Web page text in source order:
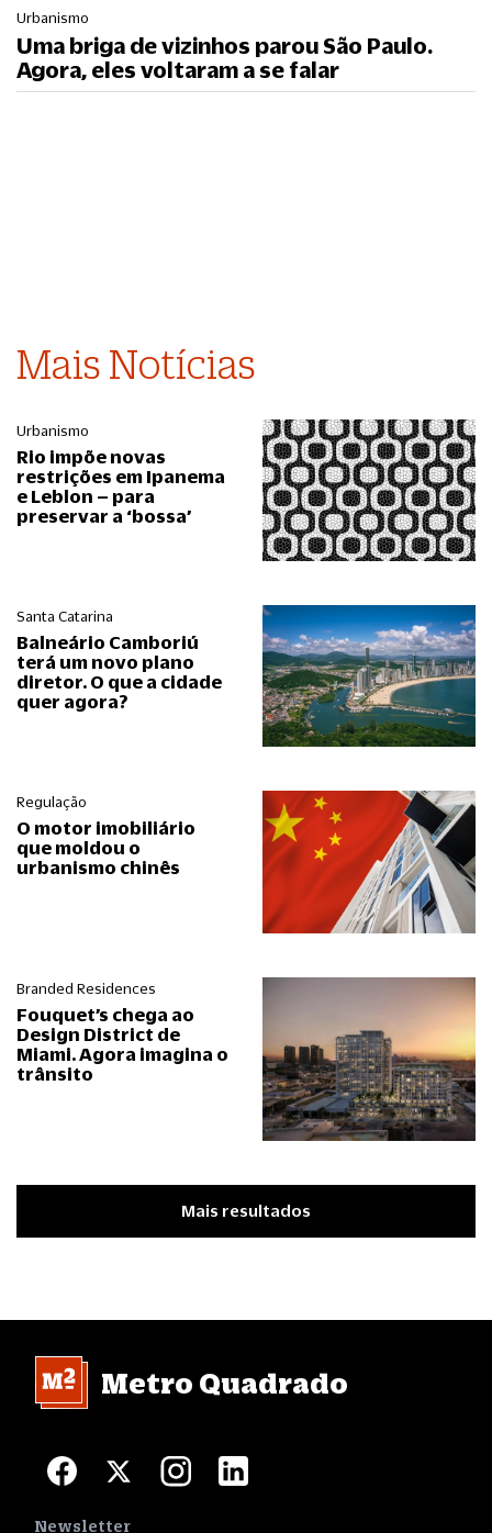
Urbanismo
Uma briga de vizinhos parou São Paulo.
Agora, eles voltaram a se falar
Mais Notícias
Urbanismo
Rio impõe novas
restrições em Ipanema
e Leblon – para
preservar a ‘bossa’
Santa Catarina
Balneário Camboriú
terá um novo plano
diretor. O que a cidade
quer agora?
Regulação
O motor imobiliário
que moldou o
urbanismo chinês
Branded Residences
Fouquet’s chega ao
Design District de
Miami. Agora imagina o
trânsito
Mais resultados
Metro Quadrado
Newsletter